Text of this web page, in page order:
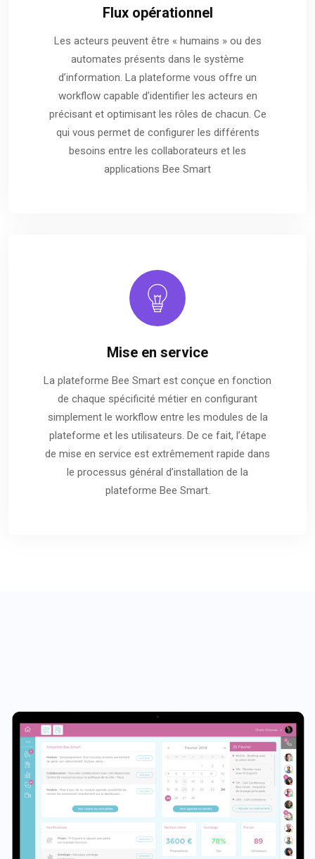
Flux opérationnel
Les acteurs peuvent être « humains » ou des
automates présents dans le système
d’information. La plateforme vous offre un
workflow capable d’identifier les acteurs en
précisant et optimisant les rôles de chacun. Ce
qui vous permet de configurer les différents
besoins entre les collaborateurs et les
applications Bee Smart
Mise en service
La plateforme Bee Smart est conçue en fonction
de chaque spécificité métier en configurant
simplement le workflow entre les modules de la
plateforme et les utilisateurs. De ce fait, l’étape
de mise en service est extrêmement rapide dans
le processus général d’installation de la
plateforme Bee Smart.